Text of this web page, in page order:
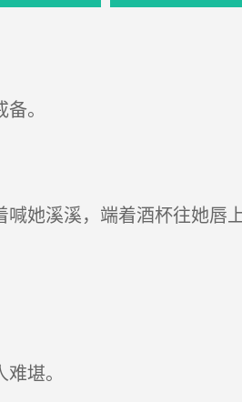
。
她溪溪，端着酒杯往她唇上
堪。